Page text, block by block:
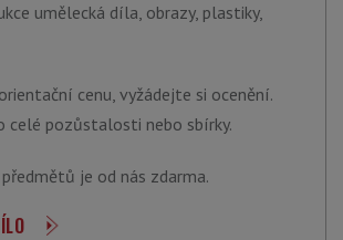
umělecká díla, obrazy, plastiky,
cenu, vyžádejte si ocenění.
celé pozůstalosti nebo sbírky.
je od nás zdarma.